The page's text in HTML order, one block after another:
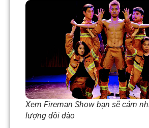
Xem Fireman Show bạn sẽ cảm
lượng dồi dào